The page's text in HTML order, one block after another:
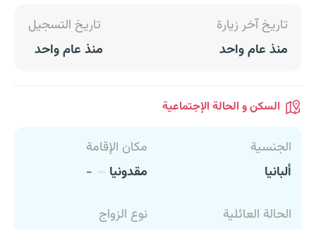
تاريخ آخر زيارة
منذ عام واحد
تاريخ التسجيل
منذ عام واحد
السكن و الحالة الإجتماعية
الجنسية
ألبانيا
مكان الإقامة
مقدونيا
-
الحالة العائلية
نوع الزواج